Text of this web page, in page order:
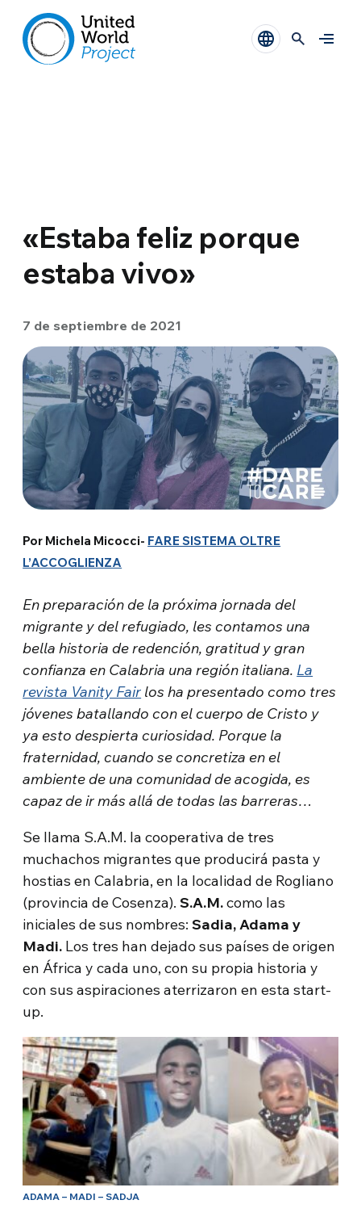
«Estaba feliz porque
estaba vivo»
7 de septiembre de 2021
Por Michela Micocci- FARE SISTEMA OLTRE
L’ACCOGLIENZA
En preparación de la próxima jornada del
migrante y del refugiado, les contamos una
bella historia de redención, gratitud y gran
confianza en Calabria una región italiana. La
revista Vanity Fair los ha presentado como tres
jóvenes batallando con el cuerpo de Cristo y
ya esto despierta curiosidad. Porque la
fraternidad, cuando se concretiza en el
ambiente de una comunidad de acogida, es
capaz de ir más allá de todas las barreras…
Se llama S.A.M. la cooperativa de tres
muchachos migrantes que producirá pasta y
hostias en Calabria, en la localidad de Rogliano
(provincia de Cosenza).S.A.M.como las
iniciales de sus nombres:Sadia, Adama y
Madi. Los tres han dejado sus países de origen
en África y cada uno, con su propia historia y
con sus aspiraciones aterrizaron en esta start-
up.
ADAMA – MADI – SADJA